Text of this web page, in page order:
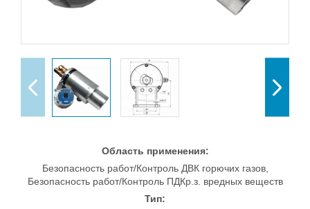
Область применения:
Безопасность работ/Контроль ДВК горючих газов,
Безопасность работ/Контроль ПДКр.з. вредных веществ
Тип: